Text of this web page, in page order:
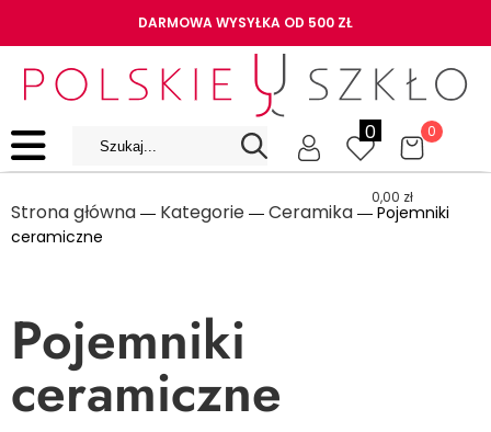
DARMOWA WYSYŁKA OD 500 ZŁ
0 0
0,00 zł
Strona główna ― Kategorie ― Ceramika ― Pojemniki
ceramiczne
Pojemniki
ceramiczne